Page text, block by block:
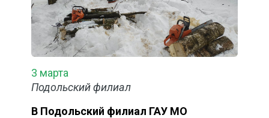
3 марта
Подольский филиал
В Подольский филиал ГАУ МО